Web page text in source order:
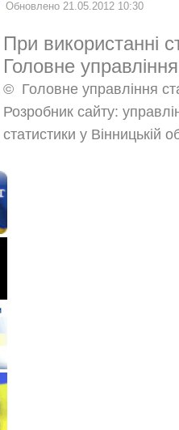
Обновлено 21.05.2012 10:30
При використанні
Головне
© Головне управління
Розробник сайту:
статистики у Вінницькій